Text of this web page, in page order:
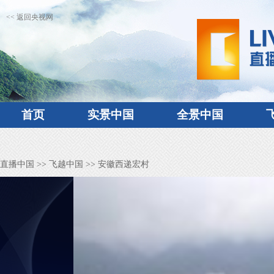
<< 返回央视网
首页 实景中国 全景中国
直播中国 >> 飞越中国 >> 安徽西递宏村